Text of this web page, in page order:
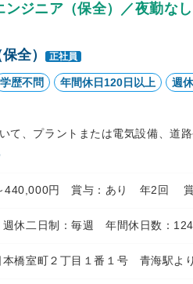
ンジニア（保全）／夜勤
全）
正社員
学歴不問 年間休日120日以上 週
て、プラントまたは電気設備、道
440,000円 賞与：あり 年2回 賞
休二日制：毎週 年間休日数：
本橋室町２丁目１番１号 青海駅よ